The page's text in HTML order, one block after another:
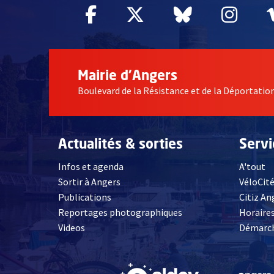
Facebook
, Ouvre une nouvelle
Twitter
, Ouvre une
Bluesky
, Ouvre
,
Mairie d'Angers
Boulevard de la Résistance et de la Déportation
Actualités & sorties
Infos et agenda
Sortir à Angers
Publications
Reportages photographiques
Videos, Ouvre une nouvelle fenêtre
A'tout
VéloCité
Citiz
, Ouvre une